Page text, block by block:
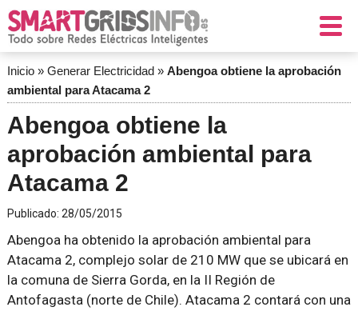
Inicio» Generar Electricidad» Abengoa obtiene la aprobación
ambiental para Atacama 2
Abengoa obtiene la
aprobación ambiental para
Atacama 2
Publicado: 28/05/2015
Abengoa ha obtenido la aprobación ambiental para
Atacama 2, complejo solar de 210 MW que se ubicará en
la comuna de Sierra Gorda, en la II Región de
Antofagasta (norte de Chile). Atacama 2 contará con una